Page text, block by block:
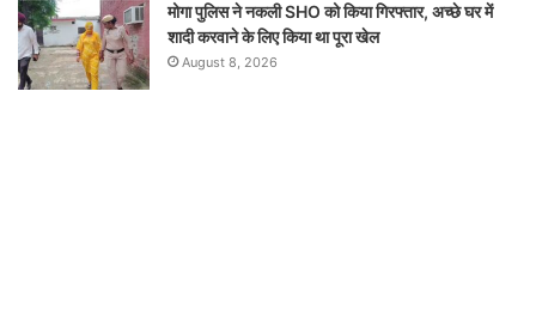
मोगा पुलिस ने नकली SHO को किया गिरफ्तार, अच्छे घर में
शादी करवाने के लिए किया था पूरा खेल
August 8, 2026